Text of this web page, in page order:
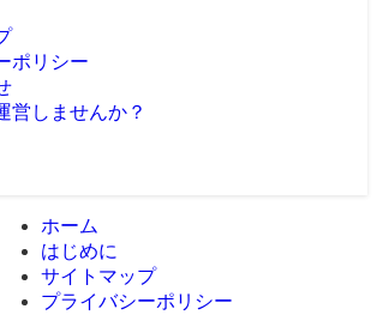
ポリシー
営しませんか？
ホーム
はじめに
サイトマップ
プライバシーポリシー